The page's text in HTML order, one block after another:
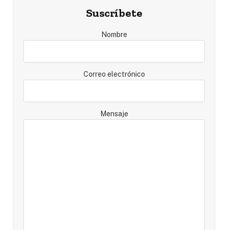
Suscríbete
Nombre
Correo electrónico
Mensaje